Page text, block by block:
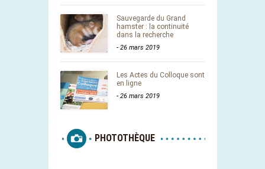
Sauvegarde du Grand
hamster : la continuité
dans la recherche
- 26 mars 2019
Les Actes du Colloque sont
en ligne
- 26 mars 2019
PHOTOTHÈQUE